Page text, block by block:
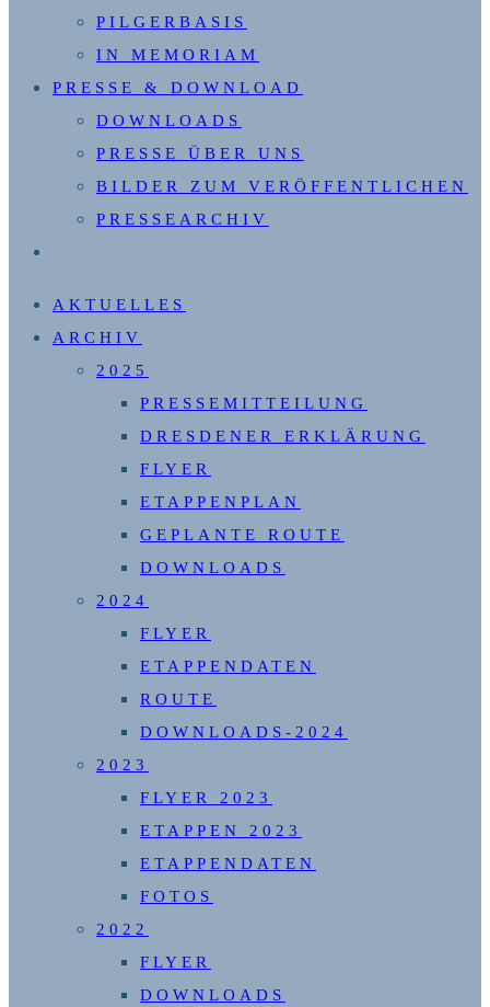
PILGERBASIS
IN MEMORIAM
PRESSE & DOWNLOAD
DOWNLOADS
PRESSE ÜBER UNS
BILDER ZUM VERÖFFENTLICHEN
PRESSEARCHIV
UMSCHALTEN
AKTUELLES
ARCHIV
2025
PRESSEMITTEILUNG
DRESDENER ERKLÄRUNG
FLYER
ETAPPENPLAN
GEPLANTE ROUTE
DOWNLOADS
2024
FLYER
ETAPPENDATEN
ROUTE
DOWNLOADS-2024
2023
FLYER 2023
ETAPPEN 2023
ETAPPENDATEN
FOTOS
2022
FLYER
DOWNLOADS